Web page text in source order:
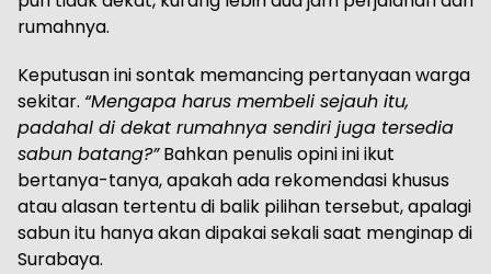
rumahnya.
Keputusan ini sontak memancing pertanyaan warga
sekitar. “Mengapa harus membeli sejauh itu,
padahal di dekat rumahnya sendiri juga tersedia
sabun batang?”Bahkan penulis opini ini ikut
bertanya-tanya, apakah ada rekomendasi khusus
atau alasan tertentu di balik pilihan tersebut, apalagi
sabun itu hanya akan dipakai sekali saat menginap di
Surabaya.